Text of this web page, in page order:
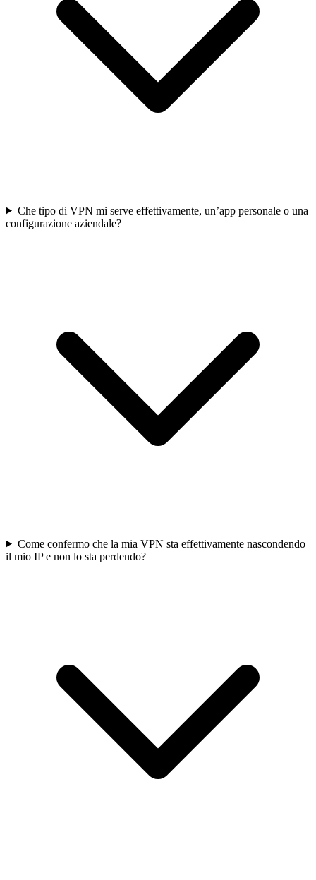
Che tipo di VPN mi serve effettivamente, un’app personale o una
configurazione aziendale?
Come confermo che la mia VPN sta effettivamente nascondendo
il mio IP e non lo sta perdendo?